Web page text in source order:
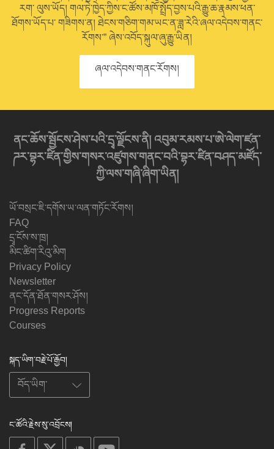
རག་ ལུས་ཡོད། གལ་ཏེ་ཁྱེད་ཀྱིས་ང་ཚོས་མཁོ་སྤྲོད་བྱས་པའི་རྒྱུ་ཆ་རྣམས་ཕན་
ཐོགས་ཡོད་པ་ གཟིགས་ན། ཐེངས་གཅིག་གམ་ཡང་ན་ཟླ་རེའི་ཞལ་འདེབས་གནང་
རོགས་” ཞེས་འབོད་སྐུལ་ཞུ་རྒྱུ་ཡིན།
ཞལ་འདེབས་གནང་རོགས།
ནང་ཆོས་སྦྱོངས་ཤེས་པའི་དྲྭ་ལྗོངས་ནི། འབུམ་རམས་པ་ཨེ་ལེག་ཛན་
ཌར་བྷར་ཛིན་གྱིས་གསར་འཛུགས་གནང་བའི་བྷར་ཛིན་བཤད་མཛོད་
ཀྱི་ལས་གཞི་ཞིག་ཡིན།
ཡོ་བསྲང་ཇི་དགོས་ཡ་ལན་གཏོང་རོགས།
FAQ
དྲྭ་ངོས་ས་ཁྲ།
མིང་ཚིག་རིའུ་མིག
Privacy Policy
Newsletter
ནང་དོན་ཐོན་གསར་ཤོས།
Progress Reports
Courses
སྐད་ཡིག་བརྗེ་པོ་རྒྱོབ།
ང་ཚོའི་རྗེས་སུ་འབྲོངས།
on